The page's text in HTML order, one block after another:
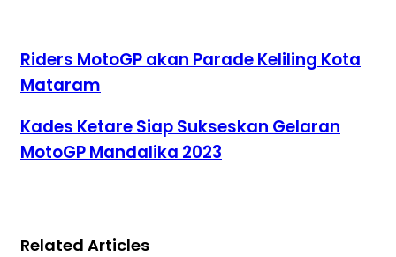
Riders MotoGP akan Parade Keliling Kota
Mataram
Kades Ketare Siap Sukseskan Gelaran
MotoGP Mandalika 2023
Related Articles